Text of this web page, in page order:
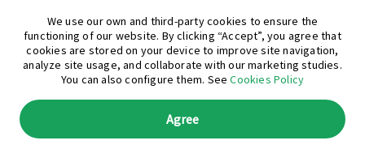
¿En qué podemos ayudarte hoy?
We use our own and third-party cookies to ensure the
functioning of our website. By clicking “Accept”, you agree that
cookies are stored on your device to improve site navigation,
analyze site usage, and collaborate with our marketing studies.
You can also configure them. SeeCookies Policy
Agree